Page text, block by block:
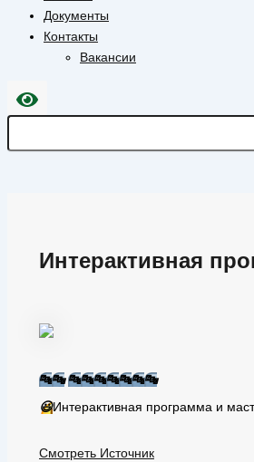
Документы
Контакты
Вакансии
Интерактивная
🔤🔤 🔤🔤🔤🔤🔤🔤🔤
😃Интерактивная программа и
Смотреть Источник